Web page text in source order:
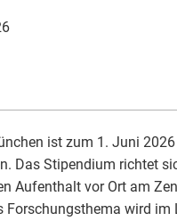
ist zum 1. Juni
Das Stipendium richtet
Aufenthalt vor Ort am
Forschungsthema wird im